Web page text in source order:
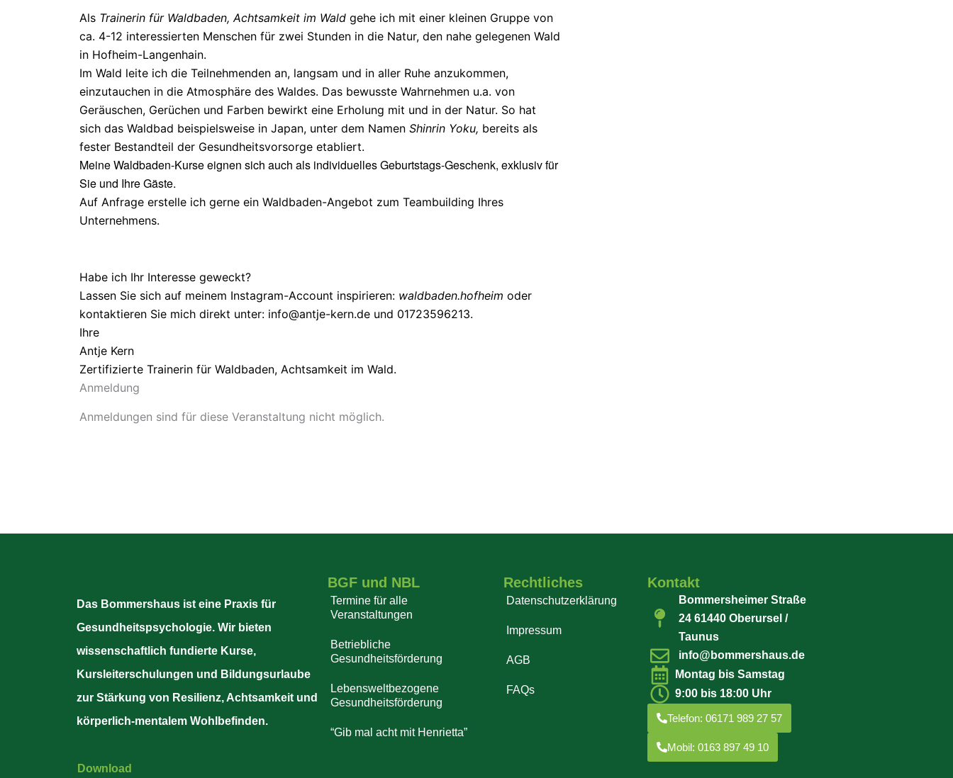
Als Trainerin für Waldbaden, Achtsamkeit im Wald gehe ich mit einer kleinen Gruppe von
ca. 4-12 interessierten Menschen für zwei Stunden in die Natur, den nahe gelegenen Wald
in Hofheim-Langenhain.
Im Wald leite ich die Teilnehmenden an, langsam und in aller Ruhe anzukommen,
einzutauchen in die Atmosphäre des Waldes. Das bewusste Wahrnehmen u.a. von
Geräuschen, Gerüchen und Farben bewirkt eine Erholung mit und in der Natur. So hat
sich das Waldbad beispielsweise in Japan, unter dem Namen Shinrin Yoku, bereits als
fester Bestandteil der Gesundheitsvorsorge etabliert.
Meine Waldbaden-Kurse eignen sich auch als individuelles Geburtstags-Geschenk, exklusiv für
Sie und Ihre Gäste.
Auf Anfrage erstelle ich gerne ein Waldbaden-Angebot zum Teambuilding Ihres
Unternehmens.
Habe ich Ihr Interesse geweckt?
Lassen Sie sich auf meinem Instagram-Account inspirieren: waldbaden.hofheim oder
kontaktieren Sie mich direkt unter: info@antje-kern.de und 01723596213.
Ihre
Antje Kern
Zertifizierte Trainerin für Waldbaden, Achtsamkeit im Wald.
Anmeldung
Anmeldungen sind für diese Veranstaltung nicht möglich.
Das Bommershaus ist eine Praxis für
Gesundheitspsychologie. Wir bieten
wissenschaftlich fundierte Kurse,
Kursleiterschulungen und Bildungsurlaube
zur Stärkung von Resilienz, Achtsamkeit und
körperlich-mentalem Wohlbefinden.
Download
BGF und NBL
Termine für alle
Veranstaltungen
Betriebliche
Gesundheitsförderung
Lebensweltbezogene
Gesundheitsförderung
“Gib mal acht mit Henrietta”
Rechtliches
Datenschutzerklärung
Impressum
AGB
FAQs
Kontakt
Bommersheimer Straße
24 61440 Oberursel /
Taunus
info@bommershaus.de
Montag bis Samstag
9:00 bis 18:00 Uhr
Telefon: 06171 989 27 57
Mobil: 0163 897 49 10